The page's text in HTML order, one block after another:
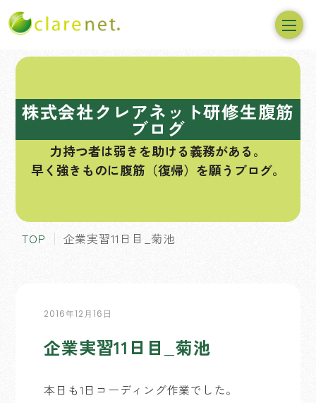
株式会社クレアネット研修生腹筋
ブログ
力持つ者は弱きを助ける義務がある。
早く強きものに腹筋（復帰）を願うブログ。
TOP 企業実習11日目_菊池
2016年12月16日
企業実習11日目_菊池
本日も1日コーディング作業でした。